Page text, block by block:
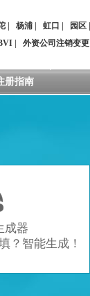
杨浦 虹口 园区
外资公司注销变更
册指南
成器
？智能生成！